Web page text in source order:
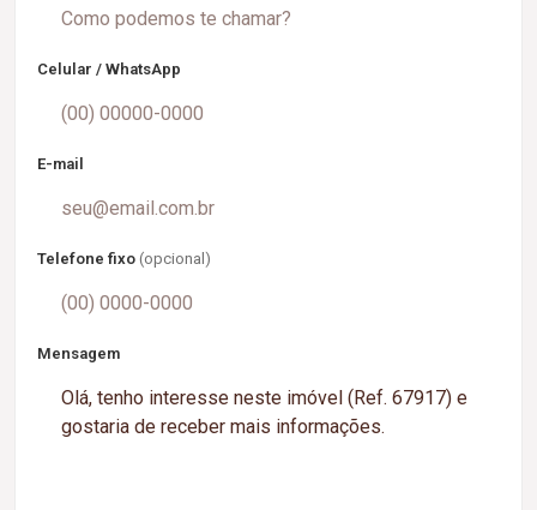
Celular / WhatsApp
E-mail
Telefone fixo (opcional)
Mensagem